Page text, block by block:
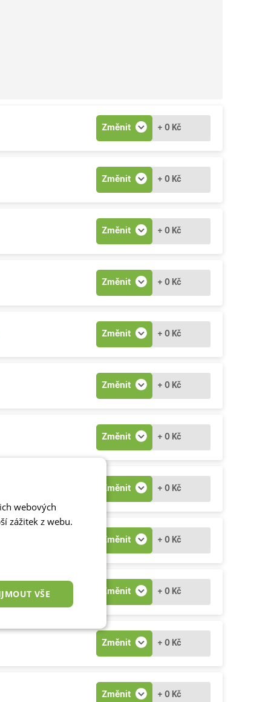
Změnit + 0 Kč
Změnit + 0 Kč
Změnit + 0 Kč
Změnit + 0 Kč
Změnit + 0 Kč
Změnit + 0 Kč
Změnit + 0 Kč
Změnit + 0 Kč
Změnit + 0 Kč
Změnit + 0 Kč
Změnit + 0 Kč
Změnit + 0 Kč
webových
zážitek z webu.
VŠE
cookies